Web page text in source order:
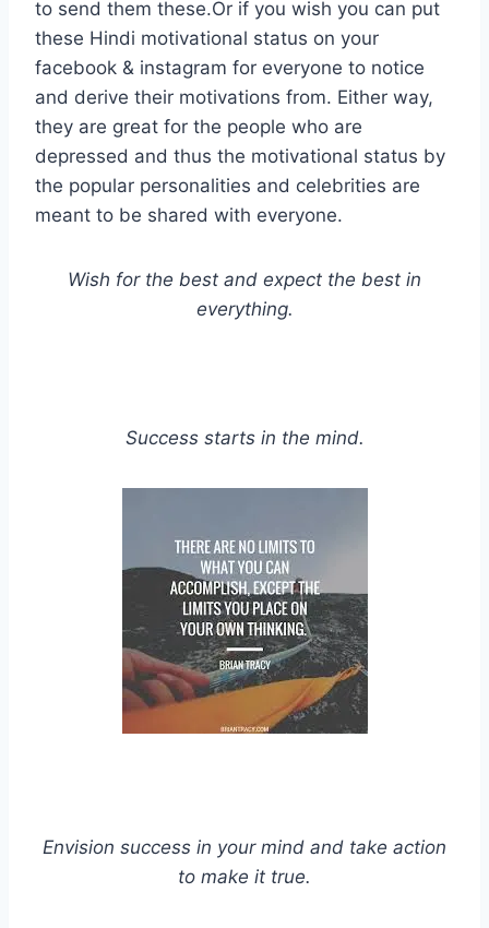
to send them these.Or if you wish you can put
these Hindi motivational status on your
facebook & instagram for everyone to notice
and derive their motivations from. Either way,
they are great for the people who are
depressed and thus the motivational status by
the popular personalities and celebrities are
meant to be shared with everyone.
Wish for the best and expect the best in
everything.
Success starts in the mind.
Envision success in your mind and take action
to make it true.